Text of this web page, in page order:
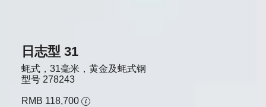
日志型 31
蚝式，31毫米，黄金及蚝式钢
型号 278243
RMB 118,700